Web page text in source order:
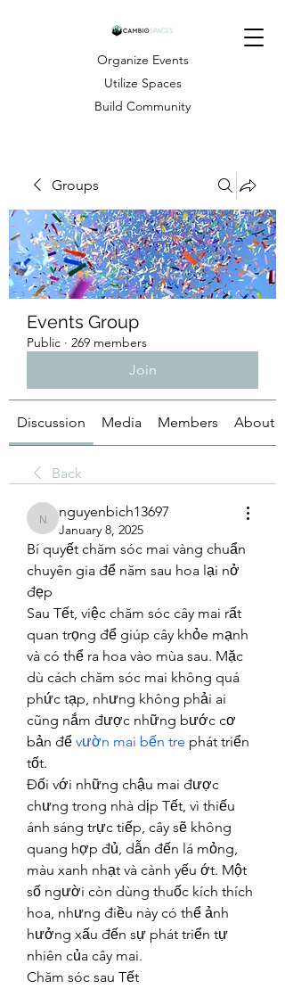
Organize Events
Utilize Spaces
Build Community
Groups
Events Group
Public · 269 members
Join
Discussion Media Members About
Back
nguyenbich13697
nguyenbich13697
January 8, 2025
Bí quyết chăm sóc mai vàng chuẩn
chuyên gia để năm sau hoa lại nở
đẹp
Sau Tết, việc chăm sóc cây mai rất
quan trọng để giúp cây khỏe mạnh
và có thể ra hoa vào mùa sau. Mặc
dù cách chăm sóc mai không quá
phức tạp, nhưng không phải ai
cũng nắm được những bước cơ
bản để vườn mai bến tre phát triển
tốt.
Đối với những chậu mai được
chưng trong nhà dịp Tết, vì thiếu
ánh sáng trực tiếp, cây sẽ không
quang hợp đủ, dẫn đến lá mỏng,
màu xanh nhạt và cành yếu ớt. Một
số người còn dùng thuốc kích thích
hoa, nhưng điều này có thể ảnh
hưởng xấu đến sự phát triển tự
nhiên của cây mai.
Chăm sóc sau Tết